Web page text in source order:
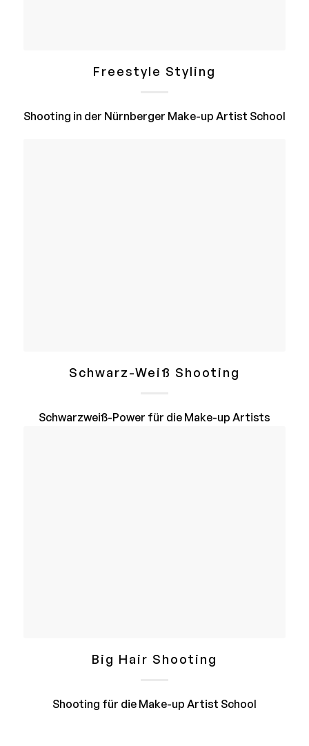
Freestyle Styling
Shooting in der Nürnberger Make-up Artist School
Schwarz-Weiß Shooting
Schwarzweiß-Power für die Make-up Artists
Big Hair Shooting
Shooting für die Make-up Artist School